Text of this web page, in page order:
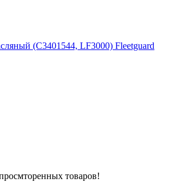
(C3401544, LF3000) Fleetguard
товаров!